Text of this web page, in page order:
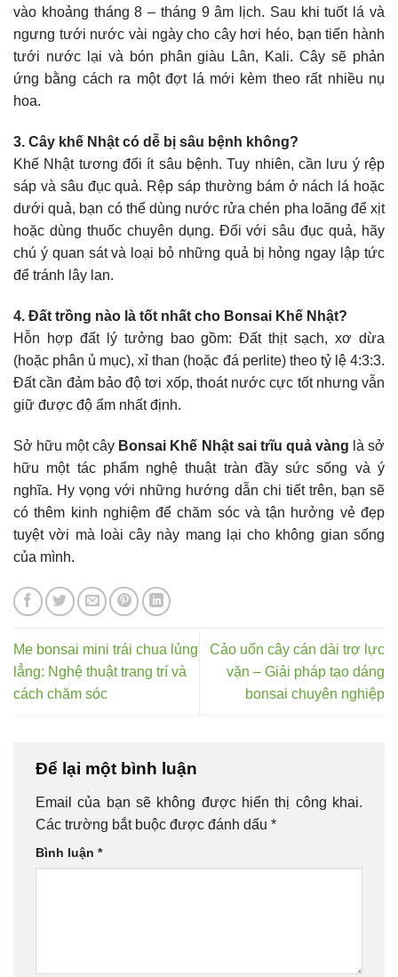
vào khoảng tháng 8 – tháng 9 âm lịch. Sau khi tuốt lá và
ngưng tưới nước vài ngày cho cây hơi héo, bạn tiến hành
tưới nước lại và bón phân giàu Lân, Kali. Cây sẽ phản
ứng bằng cách ra một đợt lá mới kèm theo rất nhiều nụ
hoa.
3. Cây khế Nhật có dễ bị sâu bệnh không?
Khế Nhật tương đối ít sâu bệnh. Tuy nhiên, cần lưu ý rệp
sáp và sâu đục quả. Rệp sáp thường bám ở nách lá hoặc
dưới quả, bạn có thể dùng nước rửa chén pha loãng để xịt
hoặc dùng thuốc chuyên dụng. Đối với sâu đục quả, hãy
chú ý quan sát và loại bỏ những quả bị hỏng ngay lập tức
để tránh lây lan.
4. Đất trồng nào là tốt nhất cho Bonsai Khế Nhật?
Hỗn hợp đất lý tưởng bao gồm: Đất thịt sạch, xơ dừa
(hoặc phân ủ mục), xỉ than (hoặc đá perlite) theo tỷ lệ 4:3:3.
Đất cần đảm bảo độ tơi xốp, thoát nước cực tốt nhưng vẫn
giữ được độ ẩm nhất định.
Sở hữu một cây Bonsai Khế Nhật sai trĩu quả vàng là sở
hữu một tác phẩm nghệ thuật tràn đầy sức sống và ý
nghĩa. Hy vọng với những hướng dẫn chi tiết trên, bạn sẽ
có thêm kinh nghiệm để chăm sóc và tận hưởng vẻ đẹp
tuyệt vời mà loài cây này mang lại cho không gian sống
của mình.
Me bonsai mini trái chua lủng
lẳng: Nghệ thuật trang trí và
cách chăm sóc
Cảo uốn cây cán dài trợ lực
vặn – Giải pháp tạo dáng
bonsai chuyên nghiệp
Để lại một bình luận
Email của bạn sẽ không được hiển thị công khai.
Các trường bắt buộc được đánh dấu *
Bình luận *